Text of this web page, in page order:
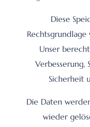
Diese
Rechtsgrundlage
Unser
Verbesserung,
Sicherheit
Die Daten
wieder